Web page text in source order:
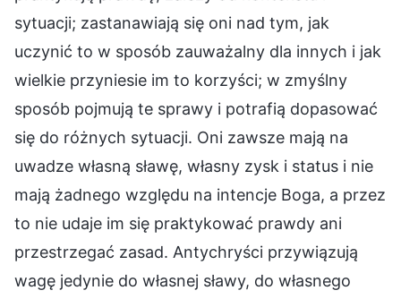
sytuacji; zastanawiają się oni nad tym, jak
uczynić to w sposób zauważalny dla innych i jak
wielkie przyniesie im to korzyści; w zmyślny
sposób pojmują te sprawy i potrafią dopasować
się do różnych sytuacji. Oni zawsze mają na
uwadze własną sławę, własny zysk i status i nie
mają żadnego względu na intencje Boga, a przez
to nie udaje im się praktykować prawdy ani
przestrzegać zasad. Antychryści przywiązują
wagę jedynie do własnej sławy, do własnego